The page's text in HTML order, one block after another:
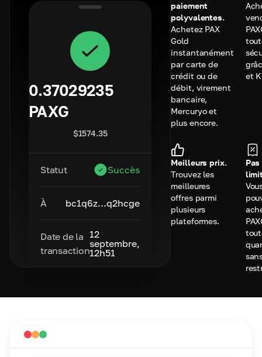
0.37029235
PAXG
$1574.35
Statut Succès
À bc1q6z...q2hcge
Date de la
transaction
12
septembre,
12h51
paiement
polyvalentes.
Achetez PAX
Gold
instantanément
par carte de
crédit ou de
débit, virement
bancaire,
Mercuryo et
plus encore.
et
Meilleurs prix.
Trouvez les
meilleures
offres parmi
plusieurs
plateformes.